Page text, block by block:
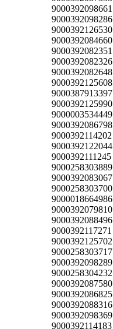
9000392098661
9000392098286
9000392126530
9000392084660
9000392082351
9000392082326
9000392082648
9000392125608
9000387913397
9000392125990
9000003534449
9000392086798
9000392114202
9000392122044
9000392111245
9000258303889
9000392083067
9000258303700
9000018664986
9000392079810
9000392088496
9000392117271
9000392125702
9000258303717
9000392098289
9000258304232
9000392087580
9000392086825
9000392088316
9000392098369
9000392114183